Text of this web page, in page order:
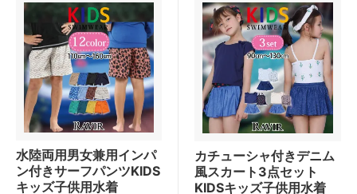
水陸両用男女兼用インパ
ン付きサーフパンツKIDS
キッズ子供用水着
カチューシャ付きデニム
風スカート3点セット
KIDSキッズ子供用水着